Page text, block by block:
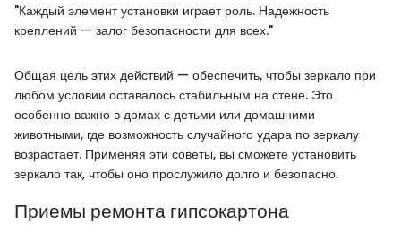
"Каждый элемент установки играет роль. Надежность
креплений — залог безопасности для всех."
Общая цель этих действий — обеспечить, чтобы зеркало при
любом условии оставалось стабильным на стене. Это
особенно важно в домах с детьми или домашними
животными, где возможность случайного удара по зеркалу
возрастает. Применяя эти советы, вы сможете установить
зеркало так, чтобы оно прослужило долго и безопасно.
Приемы ремонта гипсокартона